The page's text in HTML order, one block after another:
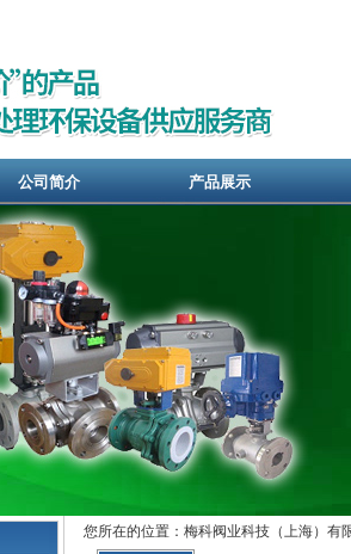
公司简介 产品展示
您所在的位置：梅科阀业科技（上海）有